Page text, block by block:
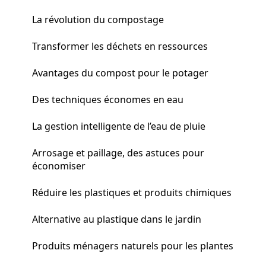
La révolution du compostage
Transformer les déchets en ressources
Avantages du compost pour le potager
Des techniques économes en eau
La gestion intelligente de l’eau de pluie
Arrosage et paillage, des astuces pour
économiser
Réduire les plastiques et produits chimiques
Alternative au plastique dans le jardin
Produits ménagers naturels pour les plantes